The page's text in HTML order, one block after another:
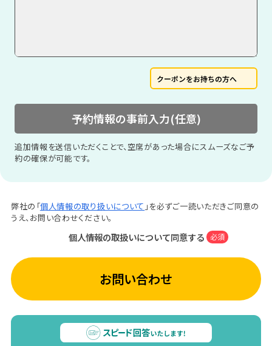
クーポンをお持ちの方へ
予約情報の事前入力(任意)
追加情報を送信いただくことで、空席があった場合にスムーズなご予
約の確保が可能です。
弊社の「個人情報の取り扱いについて 」を必ずご一読いただきご同意の
うえ、お問い合わせください。
個人情報の取扱いについて同意する 必須
お問い合わせ